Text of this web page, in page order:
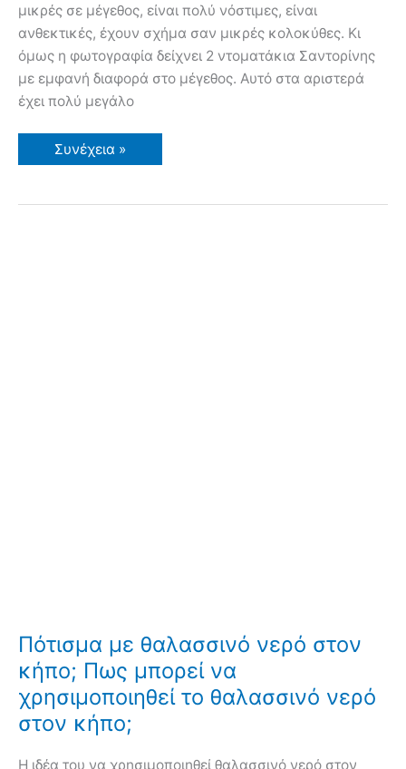
μικρές σε μέγεθος, είναι πολύ νόστιμες, είναι
ανθεκτικές, έχουν σχήμα σαν μικρές κολοκύθες. Κι
όμως η φωτογραφία δείχνει 2 ντοματάκια Σαντορίνης
με εμφανή διαφορά στο μέγεθος. Αυτό στα αριστερά
έχει πολύ μεγάλο
Ντοματάκι
Σαντορίνης
σημασία
Συνέχεια »
Πότισμα με θαλασσινό νερό στον
κήπο; Πως μπορεί να
χρησιμοποιηθεί το θαλασσινό νερό
στον κήπο;
Η ιδέα του να χρησιμοποιηθεί θαλασσινό νερό στον